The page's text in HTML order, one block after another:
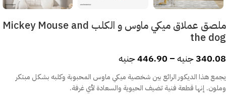
ملصق عملاق ميكي ماوس و الكلب Mickey Mouse and
the dog
340.08جنيه–
446.90جنيه
يجمع هذا الديكور الرائع بين شخصية ميكي ماوس المحبوبة وكلبه بشكل مبتكر
وملون. إنها قطعة فنية تضيف الحيوية والسعادة لأي غرفة.